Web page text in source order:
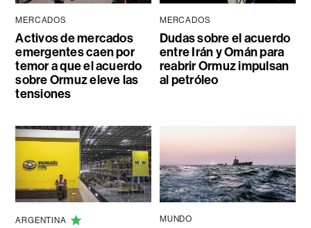
MERCADOS
Activos de mercados
emergentes caen por
temor a que el acuerdo
sobre Ormuz eleve las
tensiones
MERCADOS
Dudas sobre el acuerdo
entre Irán y Omán para
reabrir Ormuz impulsan
al petróleo
ARGENTINA MUNDO